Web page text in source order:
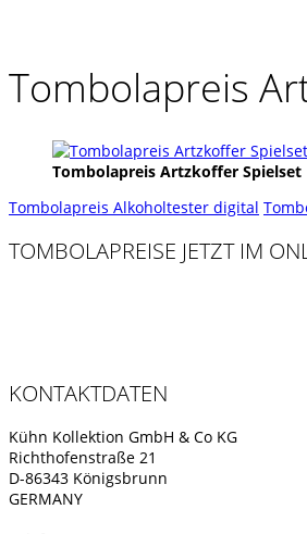
Tombolapreis
Tombolapreis Artzkoffer Spielset
Tombolapreis Alkoholtester digital
TOMBOLAPREISE JETZT IM
KONTAKTDATEN
Kühn Kollektion GmbH & Co KG
Richthofenstraße 21
D-86343 Königsbrunn
GERMANY